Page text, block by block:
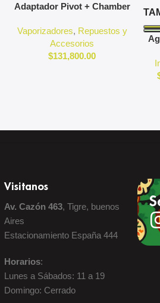
Agregar Al Carrito
Adaptador Pivot + Chamber
Vaporizadores, Repuestos y
Accesorios
$131,800.00
Visitanos
Av. Cazón 463, Tigre, buenos
Aires
Estacionamiento España 444
Horarios:
Lunes a Sábados: 11 a 19
Domingo: Cerrado